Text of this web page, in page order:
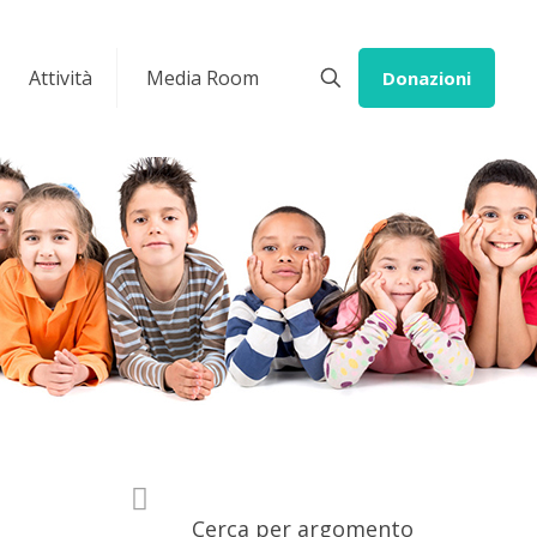
Attività Media Room Donazioni
Cerca per argomento